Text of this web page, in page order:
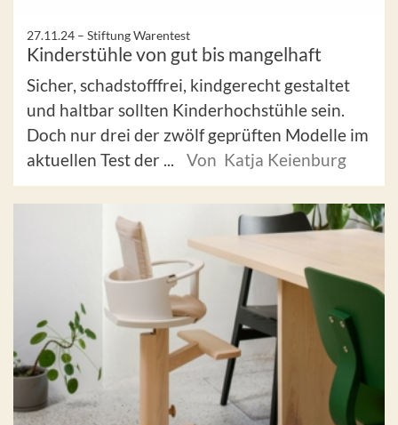
27.11.24 – Stiftung Warentest
Kinderstühle von gut bis mangelhaft
Sicher, schadstofffrei, kindgerecht gestaltet
und haltbar sollten Kinderhochstühle sein.
Doch nur drei der zwölf geprüften Modelle im
aktuellen Test der ...
Von Katja Keienburg